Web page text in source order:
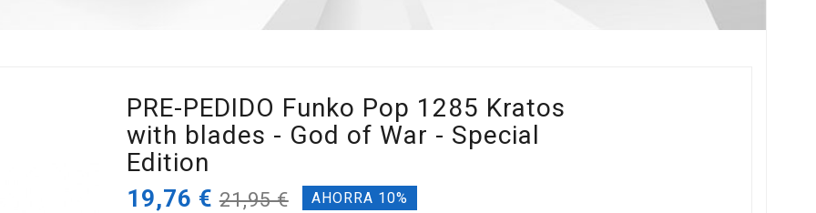
PRE-PEDIDO Funko Pop 1285 Kratos
with blades - God of War - Special
Edition
19,76 €21,95 € AHORRA 10%